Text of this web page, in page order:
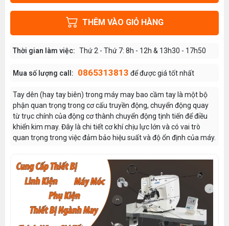
THÊM VÀO GIỎ HÀNG
Thời gian làm việc: Thứ 2 - Thứ 7: 8h - 12h & 13h30 - 17h50
Mua số lượng call: 0865313813 để được giá tốt nhất
Tay dên (hay tay biên) trong máy may bao cầm tay là một bộ
phận quan trọng trong cơ cấu truyền động, chuyển động quay
từ trục chính của động cơ thành chuyển động tịnh tiến để điều
khiển kim may. Đây là chi tiết cơ khí chịu lực lớn và có vai trò
quan trọng trong việc đảm bảo hiệu suất và độ ổn định của máy.